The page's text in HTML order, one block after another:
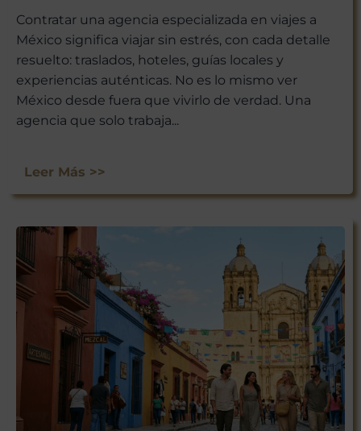
Contratar una agencia especializada en viajes a
México significa viajar sin estrés, con cada detalle
resuelto: traslados, hoteles, guías locales y
experiencias auténticas. No es lo mismo ver
México desde fuera que vivirlo de verdad. Una
agencia que solo trabaja...
Leer Más >>